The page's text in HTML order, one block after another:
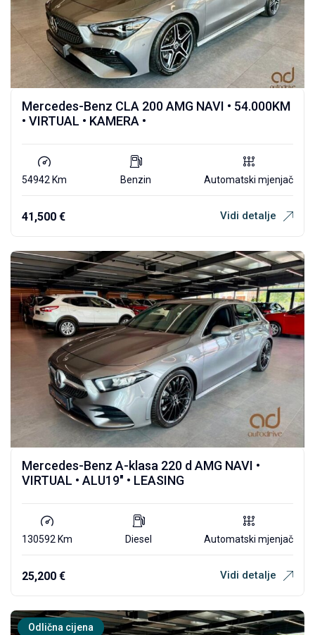
Mercedes-Benz CLA 200 AMG NAVI • 54.000KM
• VIRTUAL • KAMERA •
54942 Km Benzin Automatski mjenjač
41,500 € Vidi detalje
Mercedes-Benz A-klasa 220 d AMG NAVI •
VIRTUAL • ALU19″ • LEASING
130592 Km Diesel Automatski mjenjač
25,200 € Vidi detalje
Odlična cijena